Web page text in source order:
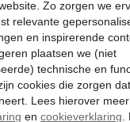
Rico
Filter 5 aanbiedingen